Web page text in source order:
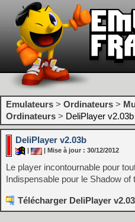
Emulateurs > Ordinateurs >
Ordinateurs > DeliPlayer v2.03b
DeliPlayer v2.03b
| Mise à jour : 30/12/2012
Le player incontournable pour
Indispensable pour le Shadow of
Télécharger DeliPlayer